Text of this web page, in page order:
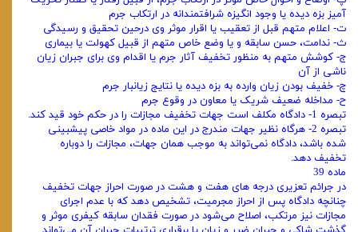
آمیز بزه دیده یا وجود انگیزه شرافتمندانه در ارتکاب جرم
ت- اعلام متهم قبل از تعقیب یا اقرار موثر وی درحین تحقیق و رسیدگی
ث- ندامت، حسن سابقه و یا وضع خاص متهم از قبیل کهولت یا بیماری
ج- کوشش متهم به منظور تخفیف آثار جرم یا اقدام وی برای جبران زیان
ناشی از آن
چ- خفیف بودن زیان وارده به بزه دیده یا نتایج زیانبار جرم
ح- مداخله ضعیف شریک یا معاون در وقوع جرم
تبصره 1- دادگاه مکلف است جهات تخفیف مجازات را در حکم خود قید کند.
تبصره 2- هرگاه نظیر جهات مندرج در این ماده در مواد خاصی پیشبینی
شده باشد، دادگاه نمی‌تواند به موجب همان جهات، مجازات را دوباره
تخفیف دهد.
ماده 39
در جرائم تعزیری درجه های هفت و هشت در صورت احراز جهات تخفیف
چنانچه دادگاه پس از احراز مجرمیت، تشخیص دهد که با عدم اجرای
مجازات نیز مرتکب، اصلاح می‌شود در صورت فقدان سابقه کیفری موثر و